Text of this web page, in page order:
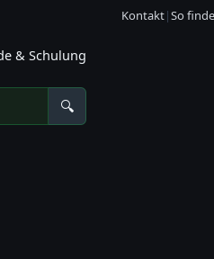
Kontakt|So
& Schulung
🔍